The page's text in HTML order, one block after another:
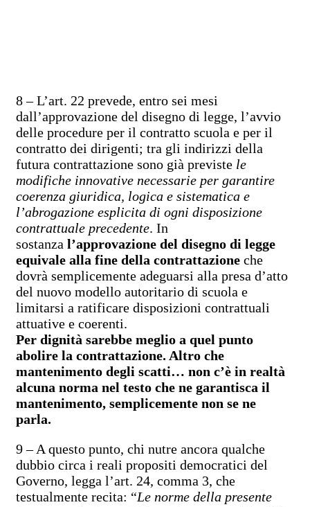
8 – L’art. 22 prevede, entro sei mesi
dall’approvazione del disegno di legge, l’avvio
delle procedure per il contratto scuola e per il
contratto dei dirigenti; tra gli indirizzi della
futura contrattazione sono già previste le
modifiche innovative necessarie per garantire
coerenza giuridica, logica e sistematica e
l’abrogazione esplicita di ogni disposizione
contrattuale precedente. In
sostanza l’approvazione del disegno di legge
equivale alla fine della contrattazione che
dovrà semplicemente adeguarsi alla presa d’atto
del nuovo modello autoritario di scuola e
limitarsi a ratificare disposizioni contrattuali
attuative e coerenti.
Per dignità sarebbe meglio a quel punto
abolire la contrattazione. Altro che
mantenimento degli scatti… non c’è in realtà
alcuna norma nel testo che ne garantisca il
mantenimento, semplicemente non se ne
parla.
9 – A questo punto, chi nutre ancora qualche
dubbio circa i reali propositi democratici del
Governo, legga l’art. 24, comma 3, che
testualmente recita: “Le norme della presente